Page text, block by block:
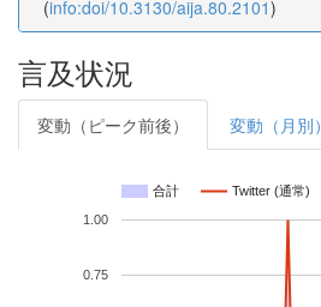
(info:doi/10.3130/aija.80.2101)
言及状況
変動（ピーク前後） 変動（月別）
合計 Twitter (通常)
0.75
1.00